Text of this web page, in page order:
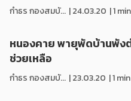
กำธร กองสมบั... |24.03.20 | 1
หนองคาย พายุพัดบ้านพัง
ช่วยเหลือ
กำธร กองสมบั... |23.03.20 | 1